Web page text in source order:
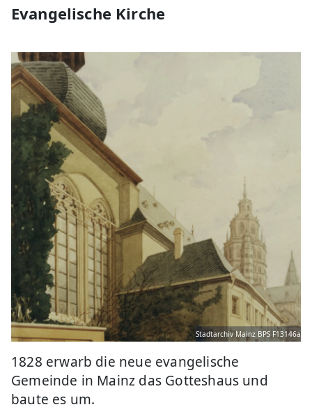
Evangelische Kirche
Stadtarchiv Mainz BPS F13146a
1828 erwarb die neue evangelische
Gemeinde in Mainz das Gotteshaus und
baute es um.